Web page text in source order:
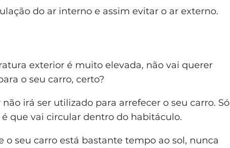
do ar interno e assim evitar o ar externo.
exterior é muito elevada, não vai querer
o seu carro, certo?
irá ser utilizado para arrefecer o seu carro. Só
que vai circular dentro do habitáculo.
o seu carro está bastante tempo ao sol, nunca